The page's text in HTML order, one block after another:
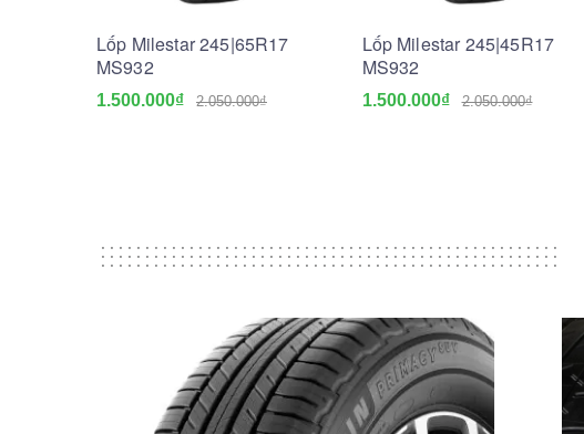
Lốp Milestar 245|65R17
MS932
1.500.000₫ 2.050.000₫
Lốp Milestar 245|45R17
MS932
1.500.000₫ 2.050.000₫